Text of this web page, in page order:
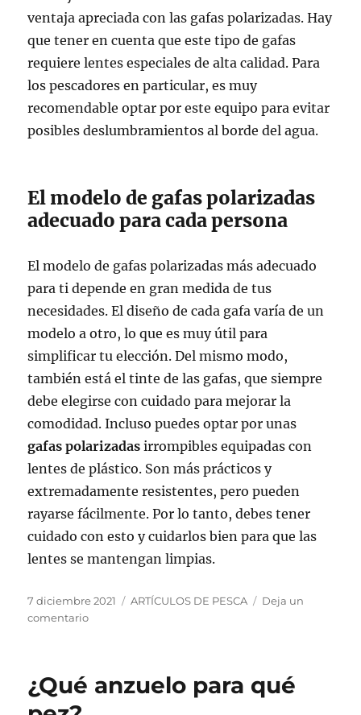
ventaja apreciada con las gafas polarizadas. Hay
que tener en cuenta que este tipo de gafas
requiere lentes especiales de alta calidad. Para
los pescadores en particular, es muy
recomendable optar por este equipo para evitar
posibles deslumbramientos al borde del agua.
El modelo de gafas polarizadas
adecuado para cada persona
El modelo de gafas polarizadas más adecuado
para ti depende en gran medida de tus
necesidades. El diseño de cada gafa varía de un
modelo a otro, lo que es muy útil para
simplificar tu elección. Del mismo modo,
también está el tinte de las gafas, que siempre
debe elegirse con cuidado para mejorar la
comodidad. Incluso puedes optar por unas
gafas polarizadasirrompibles equipadas con
lentes de plástico. Son más prácticos y
extremadamente resistentes, pero pueden
rayarse fácilmente. Por lo tanto, debes tener
cuidado con esto y cuidarlos bien para que las
lentes se mantengan limpias.
Publicado
el
7 diciembre 2021 Categorías
ARTÍCULOS DE PESCA
Deja un
comentarioen
tus
¿Qué anzuelo para qué